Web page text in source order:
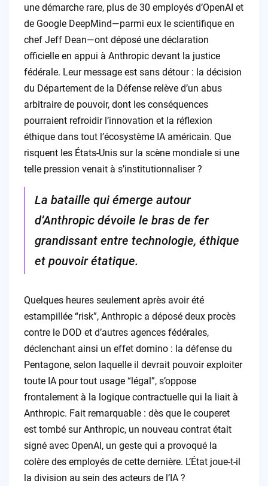
une démarche rare, plus de 30 employés d’OpenAI et
de Google DeepMind—parmi eux le scientifique en
chef Jeff Dean—ont déposé une déclaration
officielle en appui à Anthropic devant la justice
fédérale. Leur message est sans détour : la décision
du Département de la Défense relève d’un abus
arbitraire de pouvoir, dont les conséquences
pourraient refroidir l’innovation et la réflexion
éthique dans tout l’écosystème IA américain. Que
risquent les États-Unis sur la scène mondiale si une
telle pression venait à s’institutionnaliser ?
La bataille qui émerge autour
d’Anthropic dévoile le bras de fer
grandissant entre technologie, éthique
et pouvoir étatique.
Quelques heures seulement après avoir été
estampillée “risk”, Anthropic a déposé deux procès
contre le DOD et d’autres agences fédérales,
déclenchant ainsi un effet domino : la défense du
Pentagone, selon laquelle il devrait pouvoir exploiter
toute IA pour tout usage “légal”, s’oppose
frontalement à la logique contractuelle qui la liait à
Anthropic. Fait remarquable : dès que le couperet
est tombé sur Anthropic, un nouveau contrat était
signé avec OpenAI, un geste qui a provoqué la
colère des employés de cette dernière. L’État joue-t-il
la division au sein des acteurs de l’IA ?